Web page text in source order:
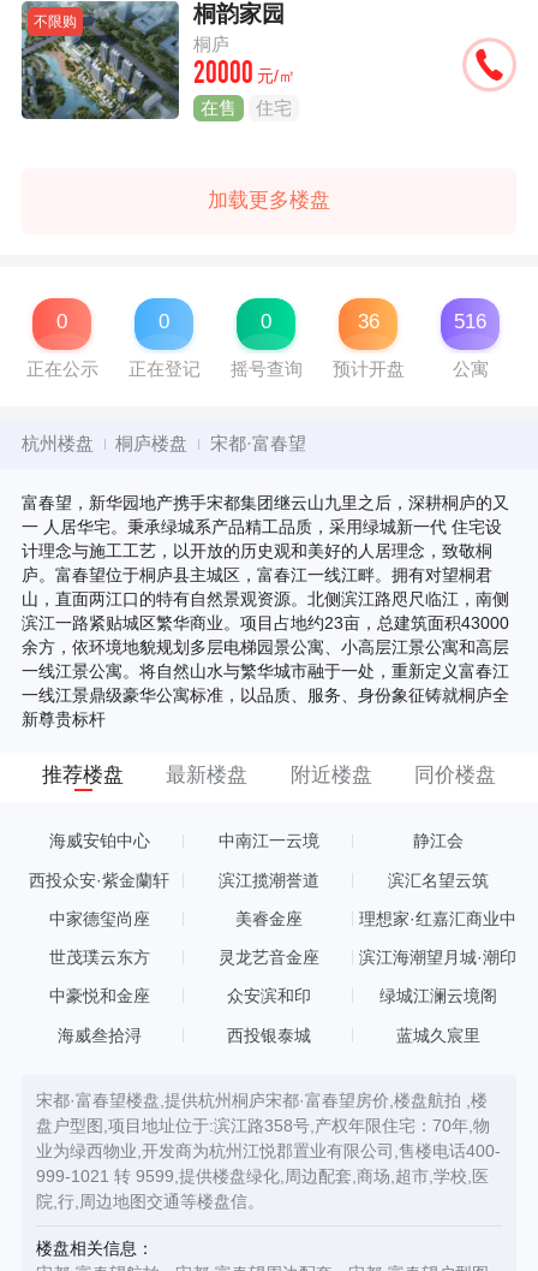
不限购 桐韵家园
桐庐
20000 元/㎡
在售 住宅
加载更多楼盘
0
正在公示
0
正在登记
0
摇号查询
36
预计开盘
516
公寓
杭州楼盘 桐庐楼盘 宋都·富春望
富春望，新华园地产携手宋都集团继云山九里之后，深耕桐庐的又
一 人居华宅。秉承绿城系产品精工品质，采用绿城新一代 住宅设
计理念与施工工艺，以开放的历史观和美好的人居理念，致敬桐
庐。富春望位于桐庐县主城区，富春江一线江畔。拥有对望桐君
山，直面两江口的特有自然景观资源。北侧滨江路咫尺临江，南侧
滨江一路紧贴城区繁华商业。项目占地约23亩，总建筑面积43000
余方，依环境地貌规划多层电梯园景公寓、小高层江景公寓和高层
一线江景公寓。将自然山水与繁华城市融于一处，重新定义富春江
一线江景鼎级豪华公寓标准，以品质、服务、身份象征铸就桐庐全
新尊贵标杆
推荐楼盘 最新楼盘 附近楼盘 同价楼盘
海威安铂中心 中南江一云境 静江会
西投众安·紫金蘭轩 滨江揽潮誉道 滨汇名望云筑
中家德玺尚座 美睿金座
理想家·红嘉汇商业中
世茂璞云东方 灵龙艺音金座 滨江海潮望月城·潮印
中豪悦和金座 众安滨和印 绿城江澜云境阁
海威叁拾浔 西投银泰城 蓝城久宸里
宋都·富春望楼盘,提供杭州桐庐宋都·富春望房价,楼盘航拍 ,楼
盘户型图,项目地址位于:滨江路358号,产权年限住宅：70年,物
业为绿西物业,开发商为杭州江悦郡置业有限公司,售楼电话400-
999-1021 转 9599,提供楼盘绿化,周边配套,商场,超市,学校,医
院,行,周边地图交通等楼盘信。
楼盘相关信息：